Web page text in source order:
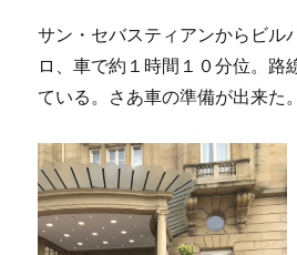
サン・セバスティアンからビル
ロ、車で約１時間１０分位。路
ている。さあ車の準備が出来た